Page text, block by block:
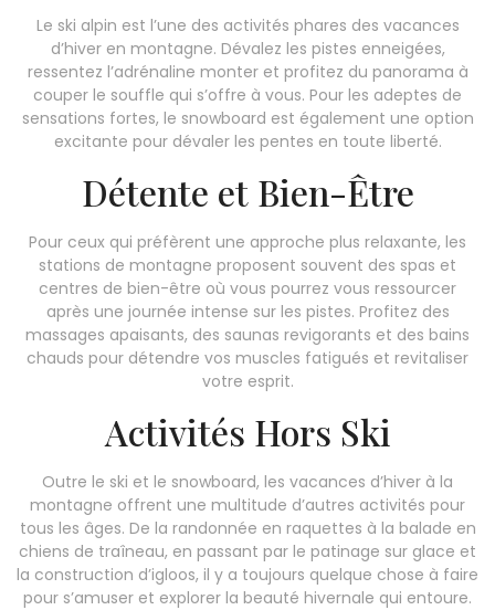
Le ski alpin est l’une des activités phares des vacances
d’hiver en montagne. Dévalez les pistes enneigées,
ressentez l’adrénaline monter et profitez du panorama à
couper le souffle qui s’offre à vous. Pour les adeptes de
sensations fortes, le snowboard est également une option
excitante pour dévaler les pentes en toute liberté.
Détente et Bien-Être
Pour ceux qui préfèrent une approche plus relaxante, les
stations de montagne proposent souvent des spas et
centres de bien-être où vous pourrez vous ressourcer
après une journée intense sur les pistes. Profitez des
massages apaisants, des saunas revigorants et des bains
chauds pour détendre vos muscles fatigués et revitaliser
votre esprit.
Activités Hors Ski
Outre le ski et le snowboard, les vacances d’hiver à la
montagne offrent une multitude d’autres activités pour
tous les âges. De la randonnée en raquettes à la balade en
chiens de traîneau, en passant par le patinage sur glace et
la construction d’igloos, il y a toujours quelque chose à faire
pour s’amuser et explorer la beauté hivernale qui entoure.